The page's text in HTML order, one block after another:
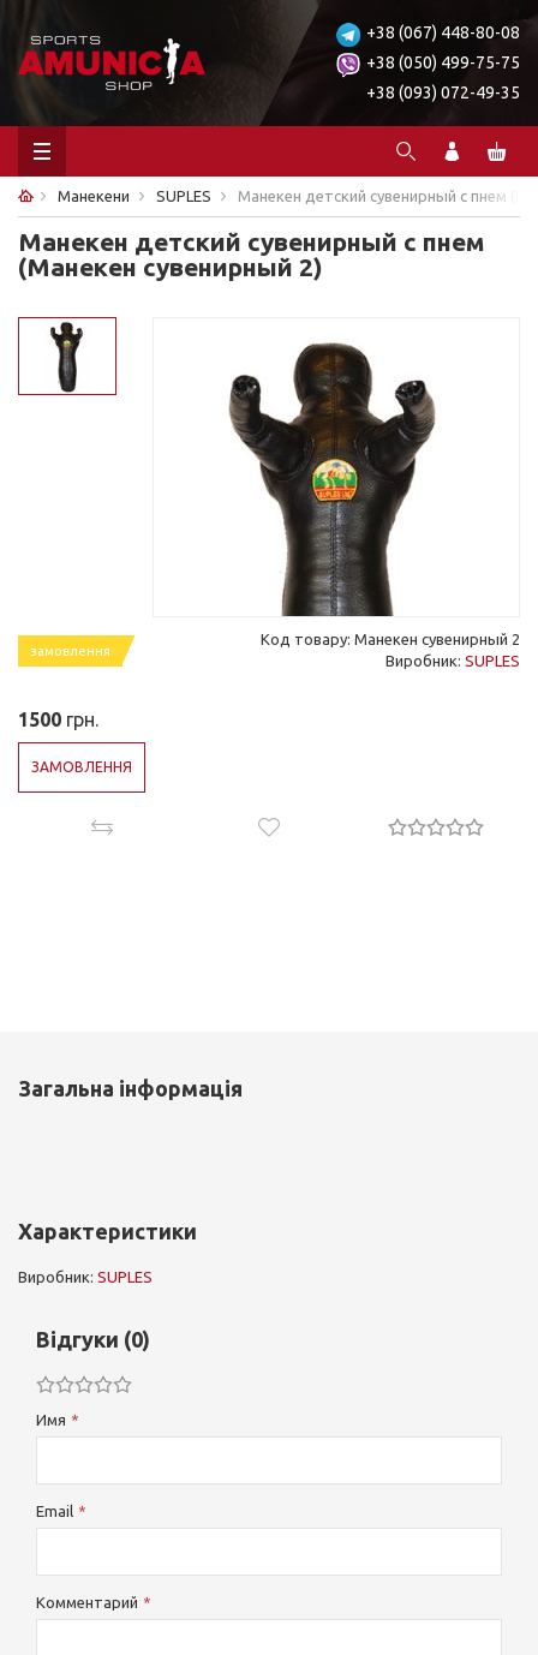
+38 (067) 448-80-08
+38 (050) 499-75-75
+38 (093) 072-49-35
Манекени SUPLES Манекен детский сувенирный с пнем
Манекен детский сувенирный с пнем
(Манекен сувенирный 2)
замовлення
Код товару: Манекен сувенирный 2
Виробник: SUPLES
1500 грн.
ЗАМОВЛЕННЯ
Загальна інформація
Характеристики
Виробник: SUPLES
Відгуки (0)
Имя
Email
Комментарий